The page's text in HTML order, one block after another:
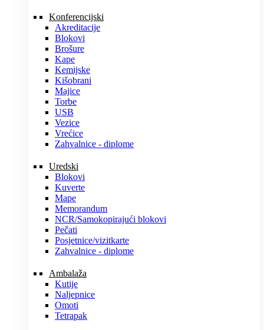
Konferencijski
Akreditacije
Blokovi
Brošure
Kape
Kemijske
Kišobrani
Majice
Torbe
USB
Vezice
Vrećice
Zahvalnice - diplome
Uredski
Blokovi
Kuverte
Mape
Memorandum
NCR/Samokopirajući blokovi
Pečati
Posjetnice/vizitkarte
Zahvalnice - diplome
Ambalaža
Kutije
Naljepnice
Omoti
Tetrapak